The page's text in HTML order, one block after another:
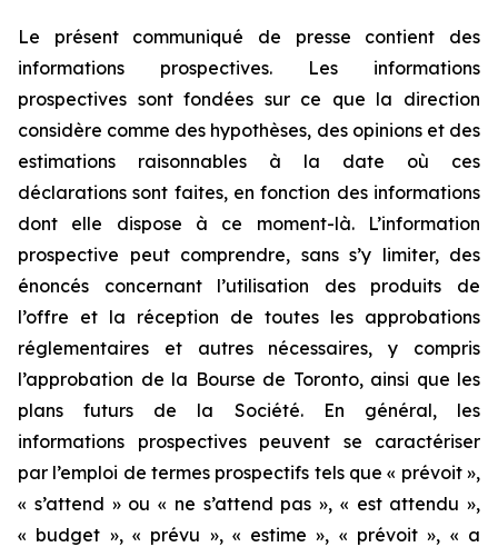
Le présent communiqué de presse contient des
informations prospectives. Les informations
prospectives sont fondées sur ce que la direction
considère comme des hypothèses, des opinions et des
estimations raisonnables à la date où ces
déclarations sont faites, en fonction des informations
dont elle dispose à ce moment-là. L’information
prospective peut comprendre, sans s’y limiter, des
énoncés concernant l’utilisation des produits de
l’offre et la réception de toutes les approbations
réglementaires et autres nécessaires, y compris
l’approbation de la Bourse de Toronto, ainsi que les
plans futurs de la Société. En général, les
informations prospectives peuvent se caractériser
par l’emploi de termes prospectifs tels que « prévoit »,
« s’attend » ou « ne s’attend pas », « est attendu »,
« budget », « prévu », « estime », « prévoit », « a